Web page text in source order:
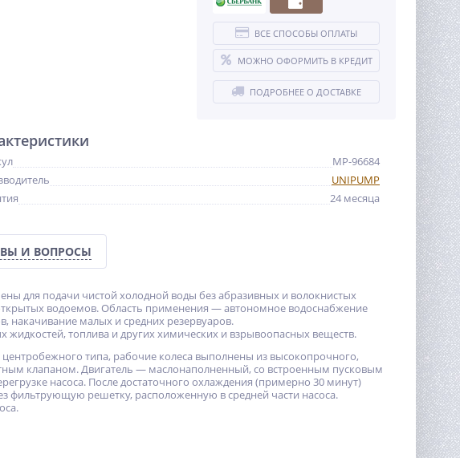
ВСЕ СПОСОБЫ ОПЛАТЫ
МОЖНО ОФОРМИТЬ В КРЕДИТ
ПОДРОБНЕЕ О ДОСТАВКЕ
MP-96684
UNIPUMP
24 месяца
И ВОПРОСЫ
для подачи чистой холодной воды без абразивных и волокнистых
водоемов. Область применения — автономное водоснабжение
накачивание малых и средних резервуаров.
жидкостей, топлива и других химических и взрывоопасных веществ.
типа, рабочие колеса выполнены из высокопрочного,
клапаном. Двигатель — маслонаполненный, со встроенным пусковым
насоса. После достаточного охлаждения (примерно 30 минут)
фильтрующую решетку, расположенную в средней части насоса.